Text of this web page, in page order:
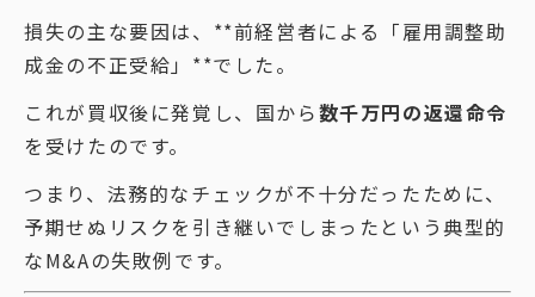
損失の主な要因は、**前経営者による「雇用調整助
成金の不正受給」**でした。
これが買収後に発覚し、国から数千万円の返還命令
を受けたのです。
つまり、法務的なチェックが不十分だったために、
予期せぬリスクを引き継いでしまったという典型的
なM&Aの失敗例です。